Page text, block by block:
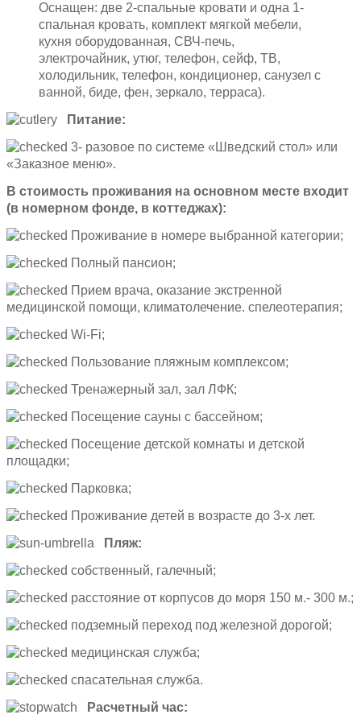
Оснащен: две 2-спальные кровати и одна 1-
спальная кровать, комплект мягкой мебели,
кухня оборудованная, СВЧ-печь,
электрочайник, утюг, телефон, сейф, ТВ,
холодильник, телефон, кондиционер, санузел с
ванной, биде, фен, зеркало, терраса).
Питание:
3- разовое по системе «Шведский стол» или
«Заказное меню».
В стоимость проживания на основном месте входит
(в номерном фонде, в коттеджах):
Проживание в номере выбранной категории;
Полный пансион;
Прием врача, оказание экстренной
медицинской помощи, климатолечение. спелеотерапия;
Wi-Fi;
Пользование пляжным комплексом;
Тренажерный зал, зал ЛФК;
Посещение сауны с бассейном;
Посещение детской комнаты и детской
площадки;
Парковка;
Проживание детей в возрасте до 3-х лет.
Пляж:
собственный, галечный;
расстояние от корпусов до моря 150 м.- 300 м.;
подземный переход под железной дорогой;
медицинская служба;
спасательная служба.
Расчетный час: